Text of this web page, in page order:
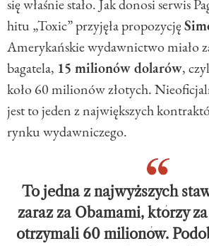
się właśnie stało. Jak donosi serwis
hitu „Toxic” przyjęła propozycję
Amerykańskie wydawnictwo miało
bagatela, 15 milionów dolarów,
koło 60 milionów złotych.
jest to jeden z największych
rynku wydawniczego.
To jedna z najwyższych
zaraz za Obamami, którzy
otrzymali 60 milionów.